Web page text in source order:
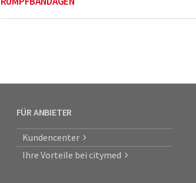
FÜR ANBIETER
Kundencenter
Ihre Vorteile bei citymed